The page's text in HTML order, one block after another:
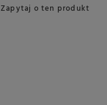
Zapytaj o ten produkt